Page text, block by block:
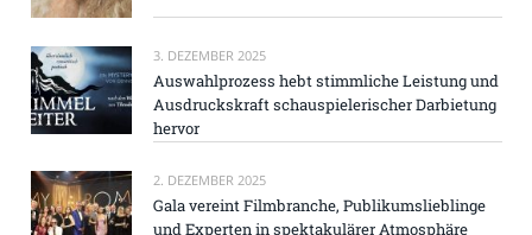
3. DEZEMBER 2025
Auswahlprozess hebt stimmliche Leistung und
Ausdruckskraft schauspielerischer Darbietung
hervor
2. DEZEMBER 2025
Gala vereint Filmbranche, Publikumslieblinge
und Experten in spektakulärer Atmosphäre